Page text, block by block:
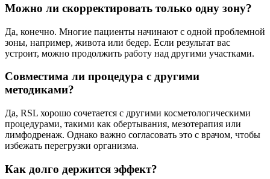
Можно ли скорректировать только одну зону?
Да, конечно. Многие пациенты начинают с одной проблемной
зоны, например, живота или бедер. Если результат вас
устроит, можно продолжить работу над другими участками.
Совместима ли процедура с другими
методиками?
Да, RSL хорошо сочетается с другими косметологическими
процедурами, такими как обертывания, мезотерапия или
лимфодренаж. Однако важно согласовать это с врачом, чтобы
избежать перегрузки организма.
Как долго держится эффект?